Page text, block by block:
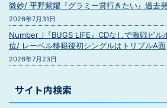
微妙/ 平野紫耀『グラミー賞行きたい』過去
2026年7月31日
Number_i『BUGS LIFE』CDなしで激戦ビル
位/ レーベル移籍後初シングルはトリプルA面
2026年7月23日
サイト内検索